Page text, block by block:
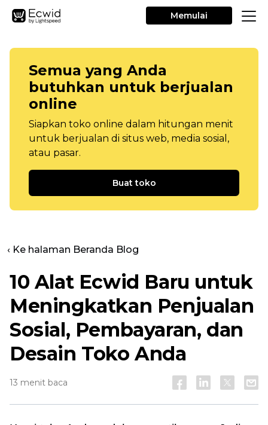
Memulai
Semua yang Anda
butuhkan untuk berjualan
online
Siapkan toko online dalam hitungan menit
untuk berjualan di situs web, media sosial,
atau pasar.
Buat toko
‹ Ke halaman Beranda Blog
10 Alat Ecwid Baru untuk
Meningkatkan Penjualan
Sosial, Pembayaran, dan
Desain Toko Anda
13 menit baca